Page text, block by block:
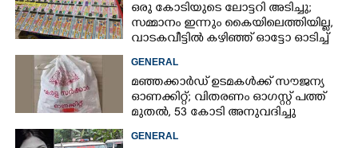
ഒരു കോടിയുടെ ലോട്ടറി അടിച്ചു;
സമ്മാനം ഇന്നും കൈയിലെത്തിയില്ല,
വാടകവീട്ടിൽ കഴിഞ്ഞ് ഓട്ടോ ഓടിച്ച്
GENERAL
മഞ്ഞക്കാർഡ് ഉടമകൾക്ക് സൗജന്യ
ഓണക്കിറ്റ്; വിതരണം ഓഗസ്റ്റ് പത്ത്
മുതൽ, 53 കോടി അനുവദിച്ചു
GENERAL